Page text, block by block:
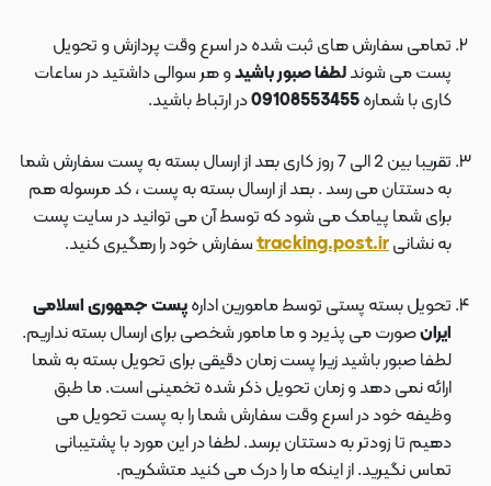
تمامی سفارش های ثبت شده در اسرع وقت پردازش و تحویل
پست می شوندلطفا صبور باشیدو هر سوالی داشتید در ساعات
کاری با شماره
در ارتباط باشید.
تقریبا بین 2 الی 7 روز کاری بعد از ارسال بسته به پست سفارش شما
به دستتان می رسد . بعد از ارسال بسته به پست ، کد مرسوله هم
برای شما پیامک می شود که توسط آن می توانید در سایت پست
به نشانیtracking.post.irسفارش خود را رهگیری کنید.
تحویل بسته پستی توسط مامورین ادارهپست جمهوری اسلامی
ایرانصورت می پذیرد و ما مامور شخصی برای ارسال بسته نداریم.
لطفا صبور باشید زیرا پست زمان دقیقی برای تحویل بسته به شما
ارائه نمی دهد و زمان تحویل ذکر شده تخمینی است. ما طبق
وظیفه خود در اسرع وقت سفارش شما را به پست تحویل می
دهیم تا زودتر به دستتان برسد. لطفا در این مورد با پشتیبانی
تماس نگیرید. از اینکه ما را درک می کنید متشکریم.